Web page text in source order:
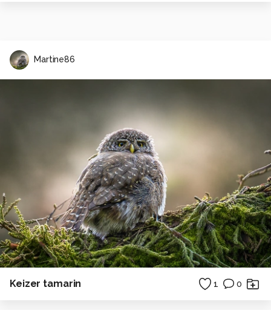
Martine86
Keizer tamarin 1 0